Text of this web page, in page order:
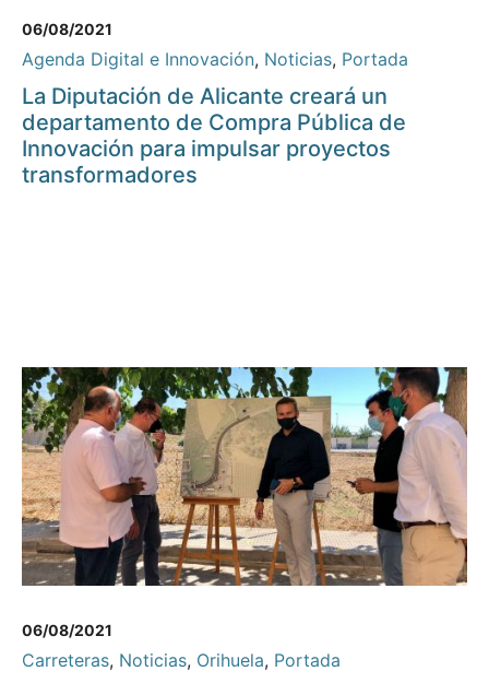
06/08/2021
Agenda Digital e Innovación, Noticias, Portada
La Diputación de Alicante creará un
departamento de Compra Pública de
Innovación para impulsar proyectos
transformadores
06/08/2021
Carreteras, Noticias, Orihuela, Portada